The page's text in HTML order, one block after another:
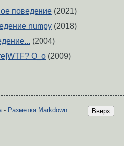
поведение (2021)
numpy (2018)
(2004)
O_o (2009)
Вверх
- Разметка Markdown